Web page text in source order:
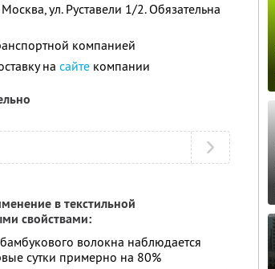
ул. Руставели 1/2. Обязательна
компанией
на сайте компании
в текстильной
свойствами:
волокна наблюдается
сутки примерно на 80%